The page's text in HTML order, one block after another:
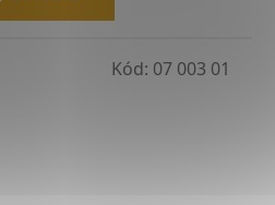
Kód: 07 003 01